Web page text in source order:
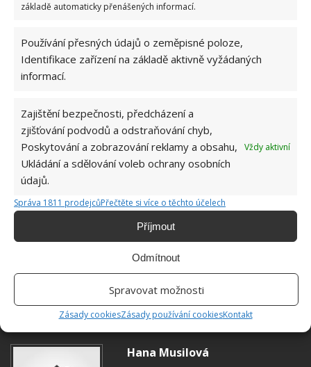
základě automaticky přenášených informací.
Používání přesných údajů o zeměpisné poloze,
Identifikace zařízení na základě aktivně vyžádaných
informací.
Zajištění bezpečnosti, předcházení a
zjišťování podvodů a odstraňování chyb,
Poskytování a zobrazování reklamy a obsahu,
Ukládání a sdělování voleb ochrany osobních
údajů.
Vždy aktivní
Správa 1811 prodejcůPřečtěte si více o těchto účelech
Příjmout
Odmítnout
Spravovat možnosti
Zásady cookiesZásady používání cookiesKontakt
Přidejte svůj názor
KOMENTOVAT
Hana Musilová